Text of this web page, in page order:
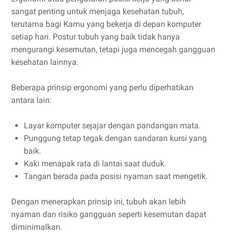
sangat penting untuk menjaga kesehatan tubuh,
terutama bagi Kamu yang bekerja di depan komputer
setiap hari. Postur tubuh yang baik tidak hanya
mengurangi kesemutan, tetapi juga mencegah gangguan
kesehatan lainnya.
Beberapa prinsip ergonomi yang perlu diperhatikan
antara lain:
Layar komputer sejajar dengan pandangan mata.
Punggung tetap tegak dengan sandaran kursi yang
baik.
Kaki menapak rata di lantai saat duduk.
Tangan berada pada posisi nyaman saat mengetik.
Dengan menerapkan prinsip ini, tubuh akan lebih
nyaman dan risiko gangguan seperti kesemutan dapat
diminimalkan.